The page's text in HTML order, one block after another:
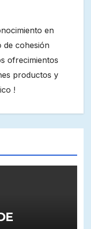
en
de cohesión
ofrecimientos
productos y
!